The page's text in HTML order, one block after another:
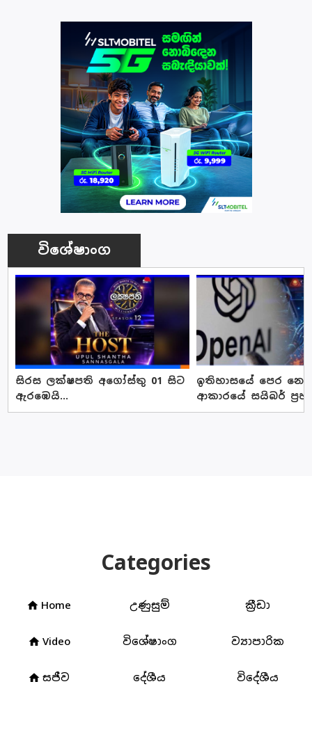
විශේෂාංග
සිරස ලක්ෂපති අගෝස්තු 01 සිට
ඇරඹෙයි...
ඉතිහාසයේ පෙර
ආකාරයේ සයිබර්
Categories
home Home උණුසුම් ක්‍රීඩා
home Video විශේෂාංග ව්‍යාපාරික
home සජීව දේශීය විදේශීය